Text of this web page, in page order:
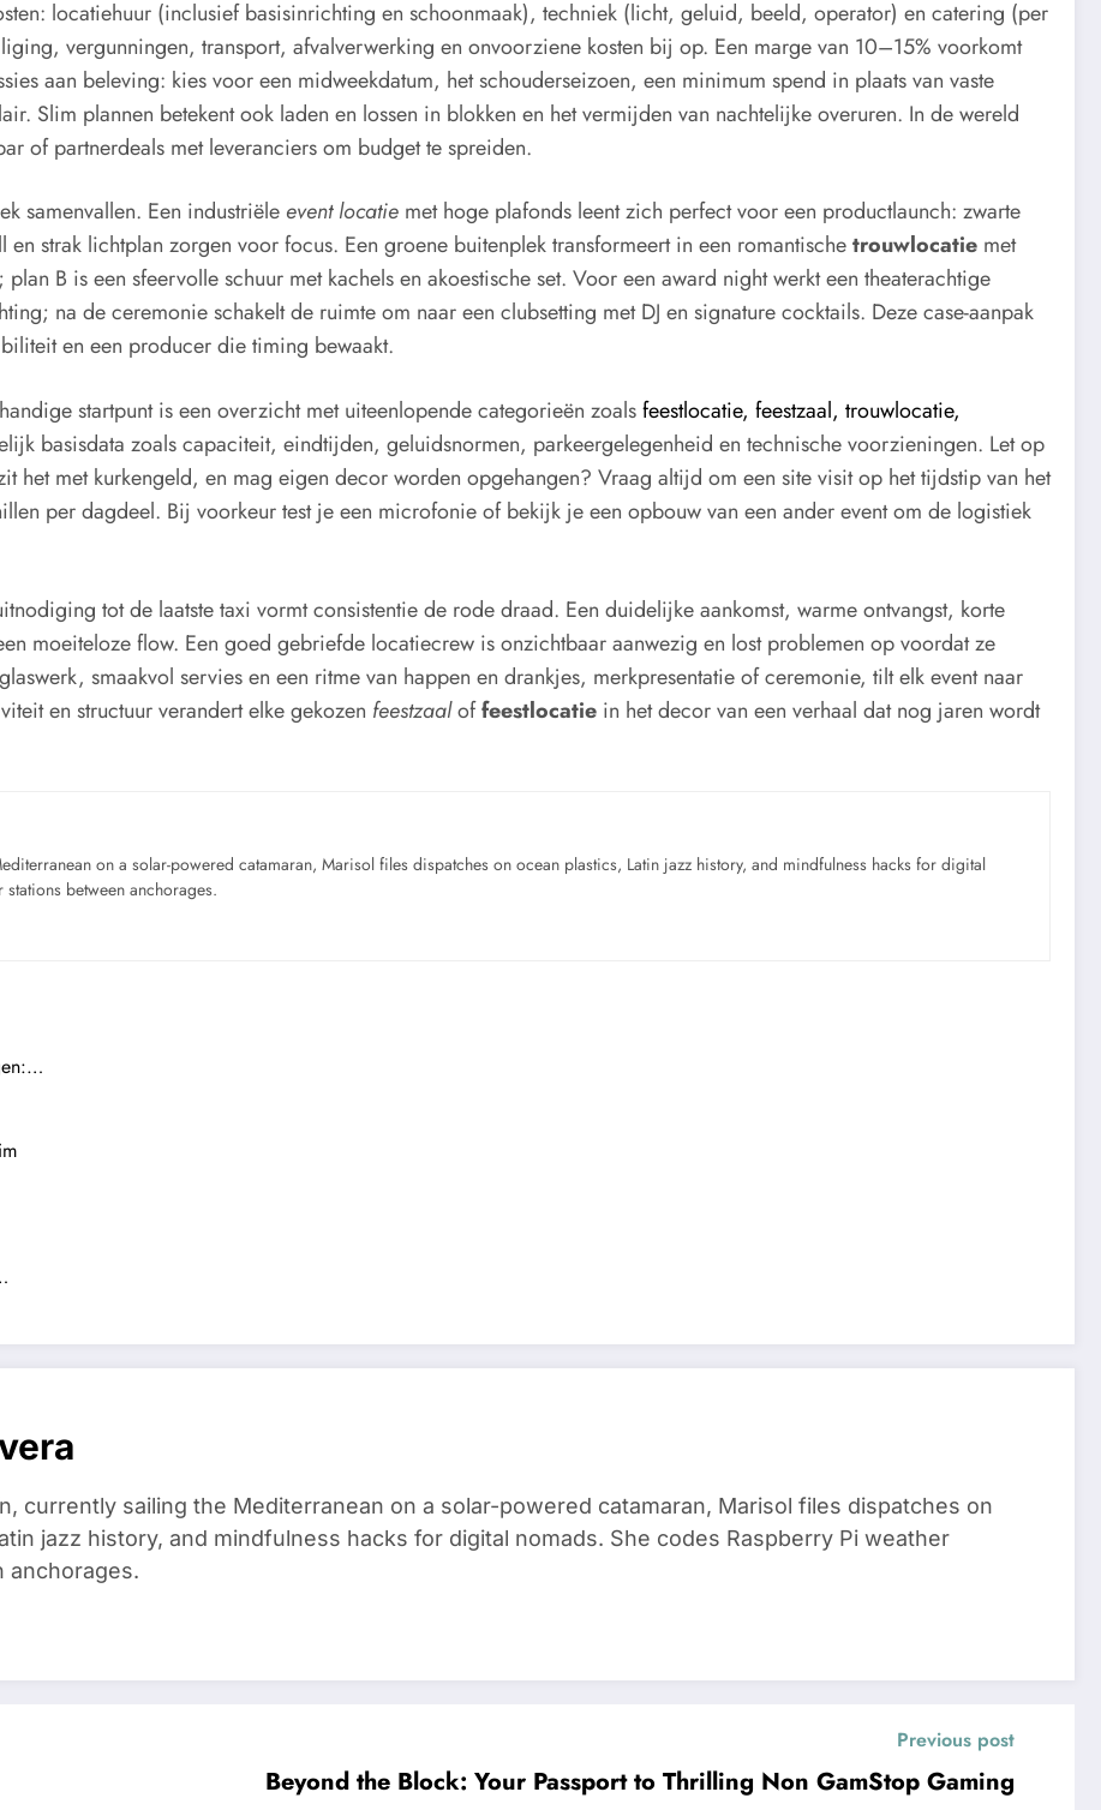
locatiehuur (inclusief basisinrichting en schoonmaak), techniek (licht, geluid, beeld, operator) en catering (per
vergunningen, transport, afvalverwerking en onvoorziene kosten bij op. Een marge van 10–15% voorkomt
aan beleving: kies voor een midweekdatum, het schouderseizoen, een minimum spend in plaats van vaste
Slim plannen betekent ook laden en lossen in blokken en het vermijden van nachtelijke overuren. In de wereld
of partnerdeals met leveranciers om budget te spreiden.
samenvallen. Een industriële event locatie met hoge plafonds leent zich perfect voor een productlaunch: zwarte
strak lichtplan zorgen voor focus. Een groene buitenplek transformeert in een romantischetrouwlocatie met
B is een sfeervolle schuur met kachels en akoestische set. Voor een award night werkt een theaterachtige
na de ceremonie schakelt de ruimte om naar een clubsetting met DJ en signature cocktails. Deze case-aanpak
en een producer die timing bewaakt.
startpunt is een overzicht met uiteenlopende categorieën zoalsfeestlocatie, feestzaal, trouwlocatie,
basisdata zoals capaciteit, eindtijden, geluidsnormen, parkeergelegenheid en technische voorzieningen. Let op
het met kurkengeld, en mag eigen decor worden opgehangen? Vraag altijd om een site visit op het tijdstip van het
per dagdeel. Bij voorkeur test je een microfonie of bekijk je een opbouw van een ander event om de logistiek
tot de laatste taxi vormt consistentie de rode draad. Een duidelijke aankomst, warme ontvangst, korte
moeiteloze flow. Een goed gebriefde locatiecrew is onzichtbaar aanwezig en lost problemen op voordat ze
smaakvol servies en een ritme van happen en drankjes, merkpresentatie of ceremonie, tilt elk event naar
en structuur verandert elke gekozen feestzaaloffeestlocatie in het decor van een verhaal dat nog jaren wordt
on a solar-powered catamaran, Marisol files dispatches on ocean plastics, Latin jazz history, and mindfulness hacks for digital
between anchorages.
currently sailing the Mediterranean on a solar-powered catamaran, Marisol files dispatches on
jazz history, and mindfulness hacks for digital nomads. She codes Raspberry Pi weather
anchorages.
Previous post
Beyond the Block: Your Passport to Thrilling Non GamStop Gaming